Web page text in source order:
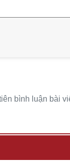
bình luận bài